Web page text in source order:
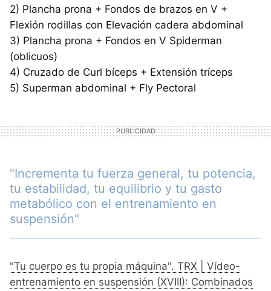
2) Plancha prona + Fondos de brazos en V +
Flexión rodillas con Elevación cadera abdominal
3) Plancha prona + Fondos en V Spiderman
(oblicuos)
4) Cruzado de Curl bíceps + Extensión tríceps
5) Superman abdominal + Fly Pectoral
"Incrementa tu fuerza general, tu potencia,
tu estabilidad, tu equilibrio y tu gasto
metabólico con el entrenamiento en
suspensión"
"Tu cuerpo es tu propia máquina". TRX | Vídeo-
entrenamiento en suspensión (XVIII): Combinados